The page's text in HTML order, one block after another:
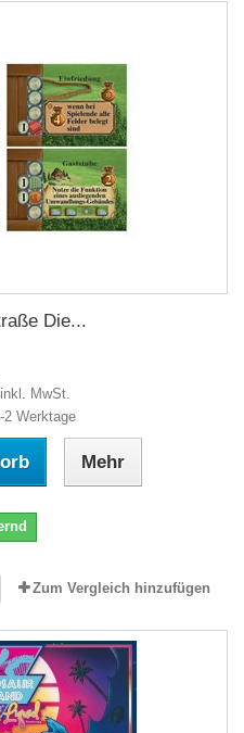
Die...
inkl. MwSt.
2 Werktage
Mehr
Zum Vergleich hinzufügen